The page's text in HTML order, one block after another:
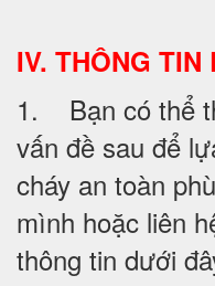
IV. THÔNG TIN
1. Bạn có thể
vấn đề sau để
cháy an toàn
mình hoặc liên
thông tin dưới